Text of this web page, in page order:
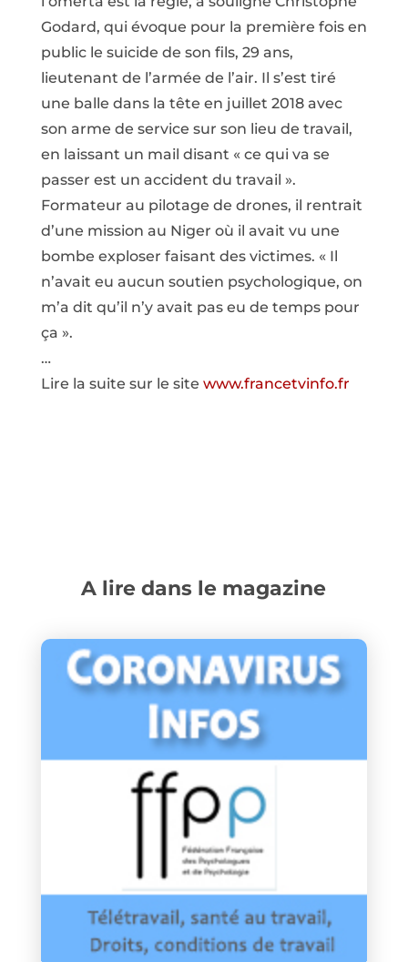
Godard, qui évoque pour la première fois en
public le suicide de son fils, 29 ans,
lieutenant de l’armée de l’air. Il s’est tiré
une balle dans la tête en juillet 2018 avec
son arme de service sur son lieu de travail,
en laissant un mail disant « ce qui va se
passer est un accident du travail ».
Formateur au pilotage de drones, il rentrait
d’une mission au Niger où il avait vu une
bombe exploser faisant des victimes. « Il
n’avait eu aucun soutien psychologique, on
m’a dit qu’il n’y avait pas eu de temps pour
ça ».
…
Lire la suite sur le site www.francetvinfo.fr
A lire dans le magazine